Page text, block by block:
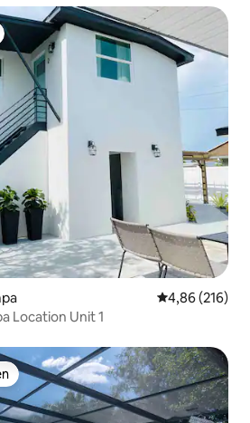
Gemiddelde
4,86 (216)
Location Unit 1